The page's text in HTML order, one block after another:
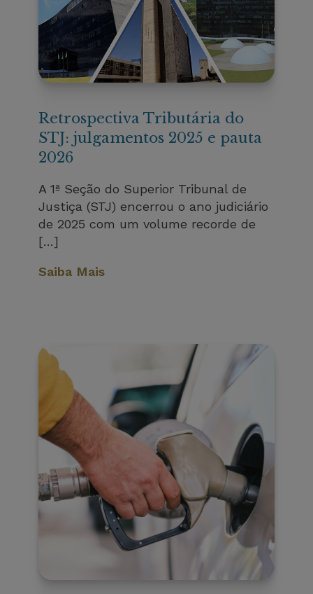
Retrospectiva Tributária do
STJ: julgamentos 2025 e pauta
2026
A 1ª Seção do Superior Tribunal de
Justiça (STJ) encerrou o ano judiciário
de 2025 com um volume recorde de
[…]
Saiba Mais